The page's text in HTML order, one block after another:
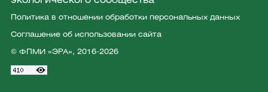
Политика в отношении обработки персональных данных
Соглашение об использовании сайта
© ФПМИ «ЭРА», 2016-2026